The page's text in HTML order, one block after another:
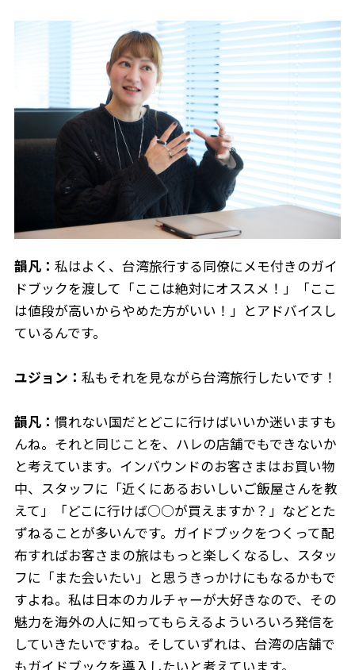
韻凡： 私はよく、台湾旅行する同僚にメモ付きのガイ
ドブックを渡して「ここは絶対にオススメ！」「ここ
は値段が高いからやめた方がいい！」とアドバイスし
ているんです。
ユジョン： 私もそれを見ながら台湾旅行したいです！
韻凡： 慣れない国だとどこに行けばいいか迷いますも
んね。それと同じことを、ハレの店舗でもできないか
と考えています。インバウンドのお客さまはお買い物
中、スタッフに「近くにあるおいしいご飯屋さんを教
えて」「どこに行けば○○が買えますか？」などとた
ずねることが多いんです。ガイドブックをつくって配
布すればお客さまの旅はもっと楽しくなるし、スタッ
フに「また会いたい」と思うきっかけにもなるかもで
すよね。私は日本のカルチャーが大好きなので、その
魅力を海外の人に知ってもらえるよういろいろ発信を
していきたいですね。そしていずれは、台湾の店舗で
もガイドブックを導入したいと考えています。